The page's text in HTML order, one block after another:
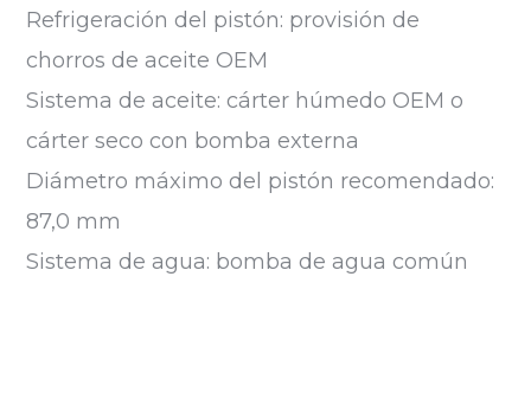
Refrigeración del pistón: provisión de
chorros de aceite OEM
Sistema de aceite: cárter húmedo OEM o
cárter seco con bomba externa
Diámetro máximo del pistón recomendado:
87,0 mm
Sistema de agua: bomba de agua común